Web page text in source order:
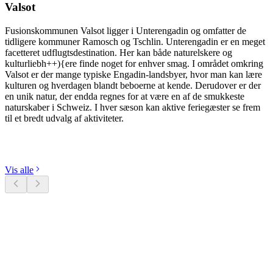
Valsot
Fusionskommunen Valsot ligger i Unterengadin og omfatter de
tidligere kommuner Ramosch og Tschlin. Unterengadin er en meget
facetteret udflugtsdestination. Her kan både naturelskere og
kulturliebh++){ere finde noget for enhver smag. I området omkring
Valsot er der mange typiske Engadin-landsbyer, hvor man kan lære
kulturen og hverdagen blandt beboerne at kende. Derudover er der
en unik natur, der endda regnes for at være en af de smukkeste
naturskaber i Schweiz. I hver sæson kan aktive feriegæster se frem
til et bredt udvalg af aktiviteter.
Vis alle